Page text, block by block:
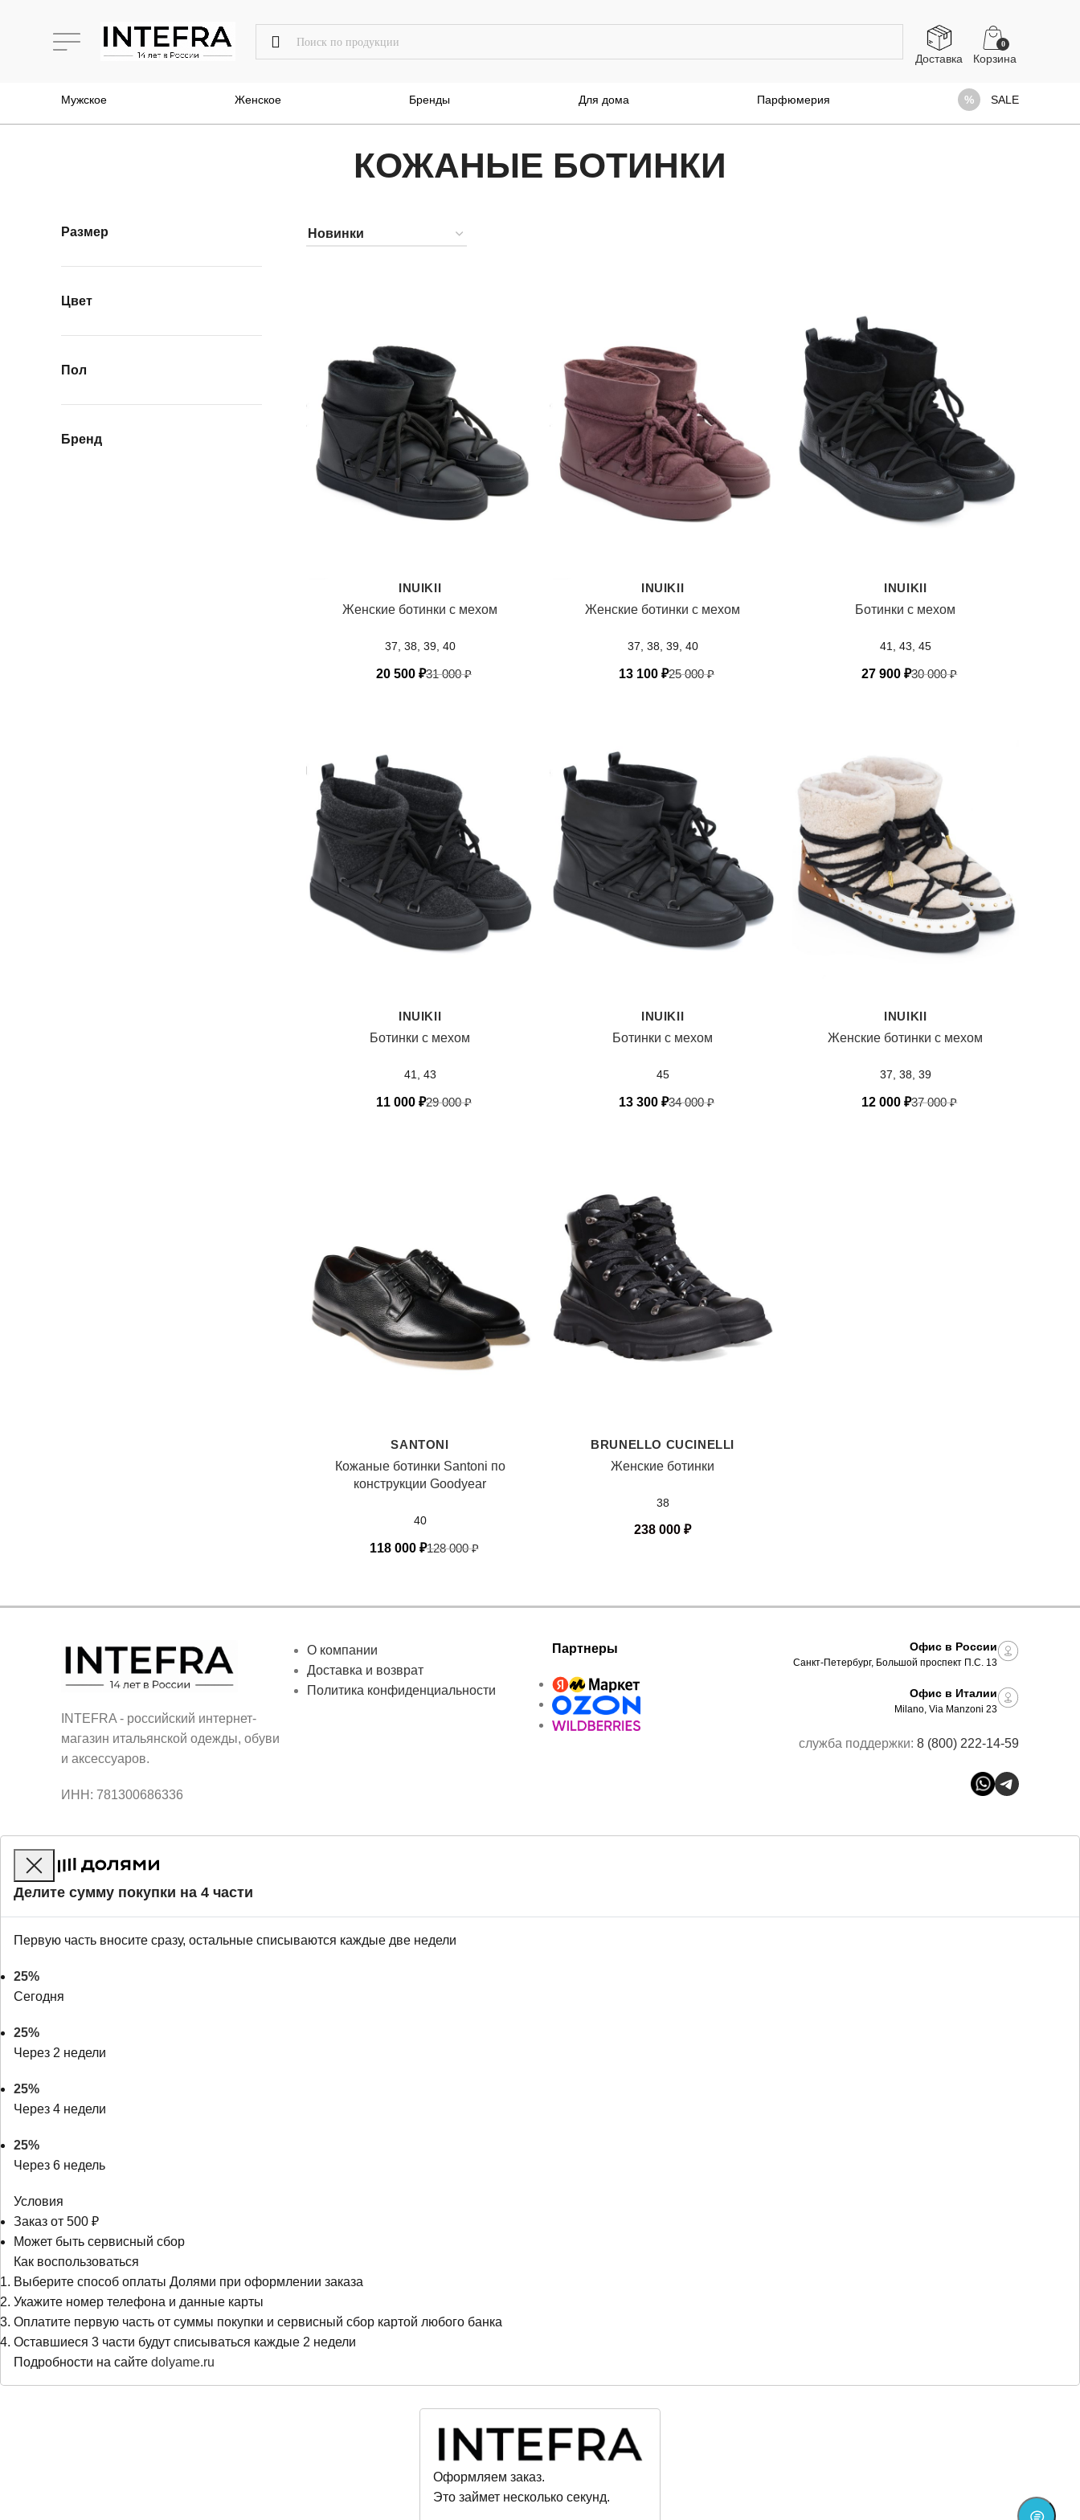
Доставка
0
Мужское Женское Бренды Для дома Парфюмерия SALE
КОЖАНЫЕ БОТИНКИ
Размер
Цвет
Пол
Бренд
INUIKII
Женские ботинки с мехом
37, 38, 39, 40
20 500₽31 000₽
INUIKII
Женские ботинки с мехом
37, 38, 39, 40
13 100₽25 000₽
INUIKII
Ботинки с мехом
41, 43, 45
30 000₽
27 900₽
INUIKII
Ботинки с мехом
41, 43
11 000₽29 000₽
INUIKII
Ботинки с мехом
45
13 300₽34 000₽
INUIKII
Женские ботинки с мехом
37, 38, 39
12 000₽37 000₽
SANTONI
Кожаные ботинки Santoni по
конструкции Goodyear
40
128 000₽
118 000 ₽
BRUNELLO CUCINELLI
Женские ботинки
38
238 000₽
INTEFRA - российский интернет-
магазин итальянской одежды, обуви
и аксессуаров.
ИНН: 781300686336
О компании
Доставка и возврат
Политика конфиденциальности
Партнеры Офис в России
Санкт-Петербург, Большой проспект П.С. 13
Офис в Италии
Milano, Via Manzoni 23
служба поддержки: 8 (800) 222-14-59
Делите сумму покупки на 4 части
Первую часть вносите сразу, остальные списываются каждые две недели
25%
Сегодня
25%
Через 2 недели
25%
Через 4 недели
25%
Через 6 недель
Условия
Заказ от 500 ₽
Может быть сервисный сбор
Как воспользоваться
Выберите способ оплаты Долями при оформлении заказа
Укажите номер телефона и данные карты
Оплатите первую часть от суммы покупки и сервисный сбор картой любого банка
Оставшиеся 3 части будут списываться каждые 2 недели
Подробности на сайте dolyame.ru
Оформляем заказ.
Это займет несколько секунд.